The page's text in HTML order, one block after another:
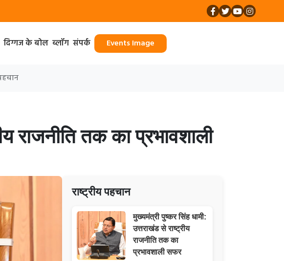
दिग्गज के बोल ब्लॉग संपर्क Events Image
राजनीति तक का प्रभावशाली
राष्ट्रीय पहचान
मुख्यमंत्री पुष्कर सिंह धामी:
उत्तराखंड से राष्ट्रीय
राजनीति तक का
प्रभावशाली सफर